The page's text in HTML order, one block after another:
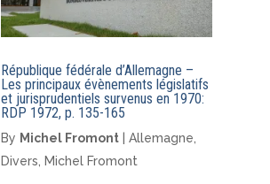
République fédérale d’Allemagne –
Les principaux évènements législatifs
et jurisprudentiels survenus en 1970:
RDP 1972, p. 135-165
By Michel Fromont| Allemagne
Divers
Michel Fromont